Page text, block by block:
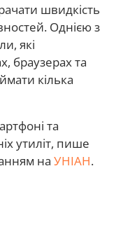
швидкість
Однією з
які
браузерах та
кілька
та
утиліт, пише
на УНІАН.